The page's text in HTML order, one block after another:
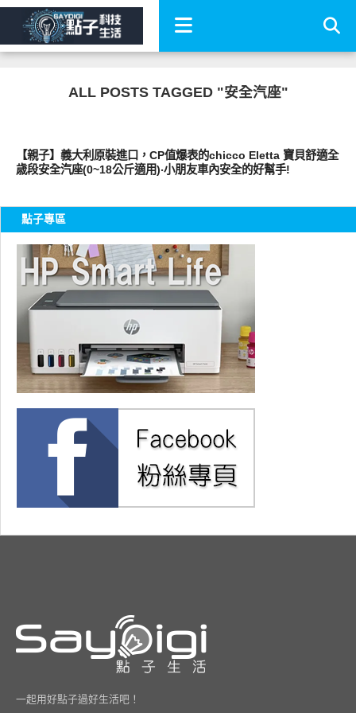
ALL POSTS TAGGED "安全汽座"
【親子】義大利原裝進口，CP值爆表的chicco Eletta 寶貝舒適全
歳段安全汽座(0~18公斤適用)‧小朋友車內安全的好幫手!
點子專區
一起用好點子過好生活吧！